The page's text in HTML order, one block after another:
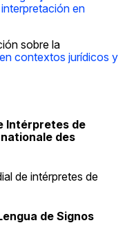
en
sobre la
contextos jurídicos y
Intérpretes de
des
de intérpretes de
de Signos